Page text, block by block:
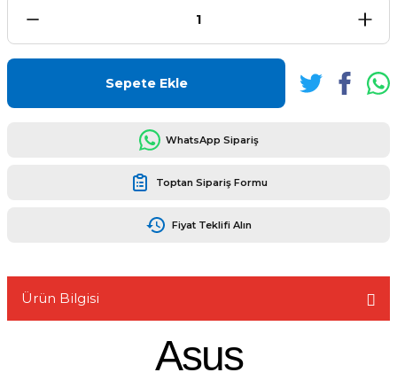
Sepete Ekle
WhatsApp Sipariş
Toptan Sipariş Formu
Fiyat Teklifi Alın
Ürün Bilgisi
Asus